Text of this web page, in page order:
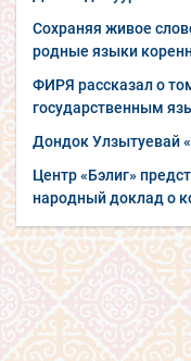
Сохраняя живое
родные языки
ФИРЯ рассказал о
государственным
Дондок Улзытуевай
Центр «Бэлиг»
народный доклад о